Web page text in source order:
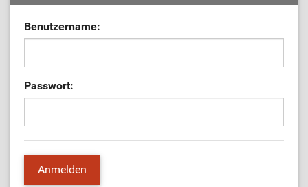
Benutzername:
Passwort: